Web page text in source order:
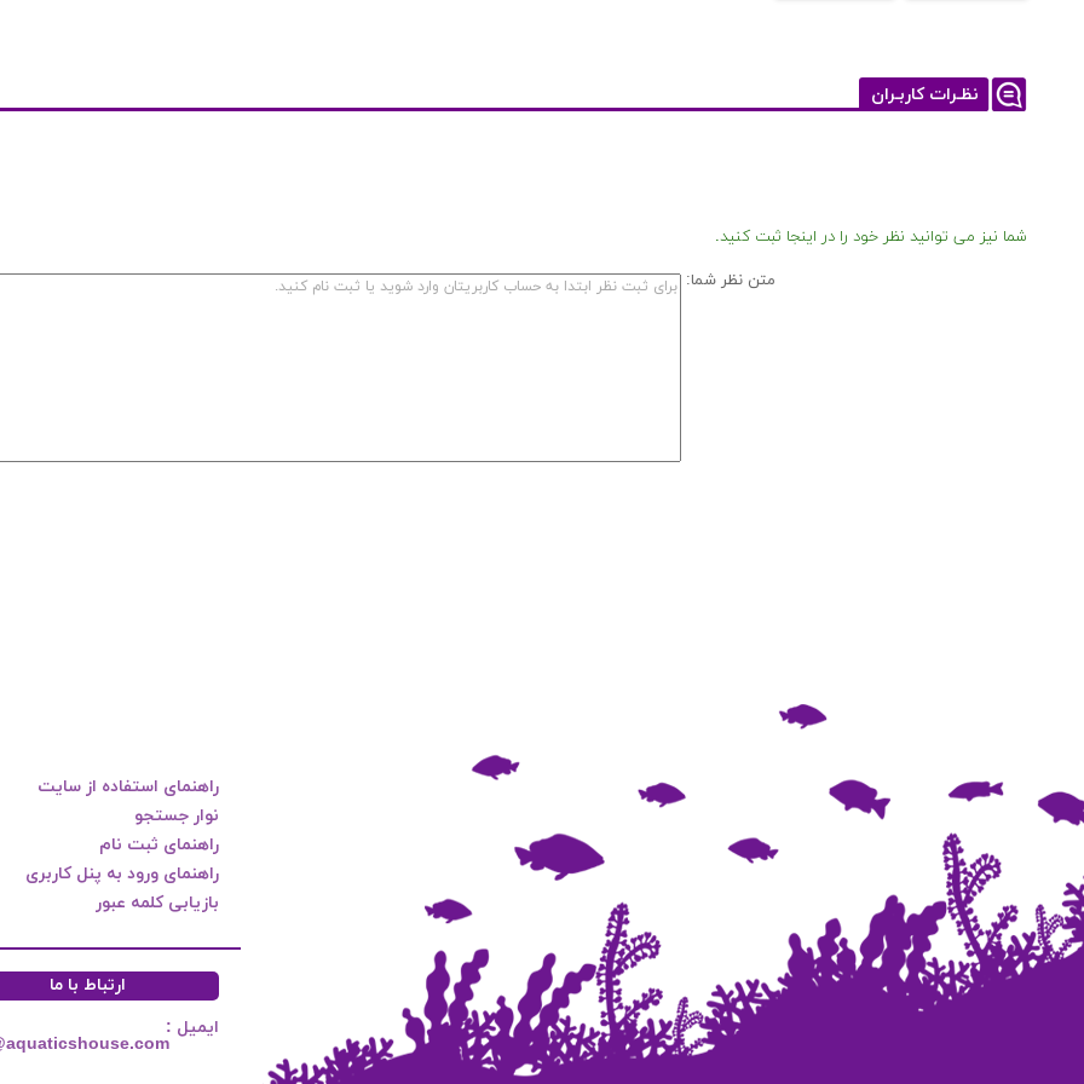
نظـرات کاربـران
شما نیز می توانید نظر خود را در اینجا ثبت کنید.
متن نظر شما:
راهنمای استفاده از سایت
نوار جستجو
راهنمای ثبت نام
راهنمای ورود به پنل کاربری
بازیابی کلمه عبور
ارتباط با ما
ایمیل :